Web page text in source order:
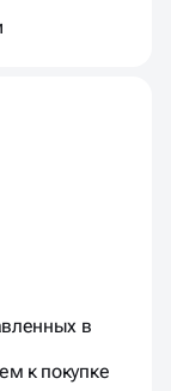
в
к покупке